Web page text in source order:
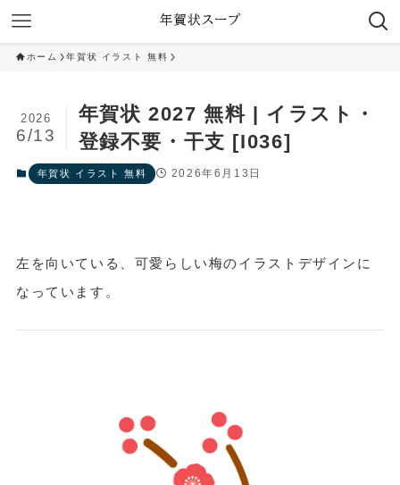
ホーム 年賀状 イラスト 無料
年賀状 2027 無料 | イラスト・
登録不要・干支 [I036]
2026
6/13
年賀状 イラスト 無料 2026年6月13日
左を向いている、可愛らしい梅のイラストデザインに
なっています。